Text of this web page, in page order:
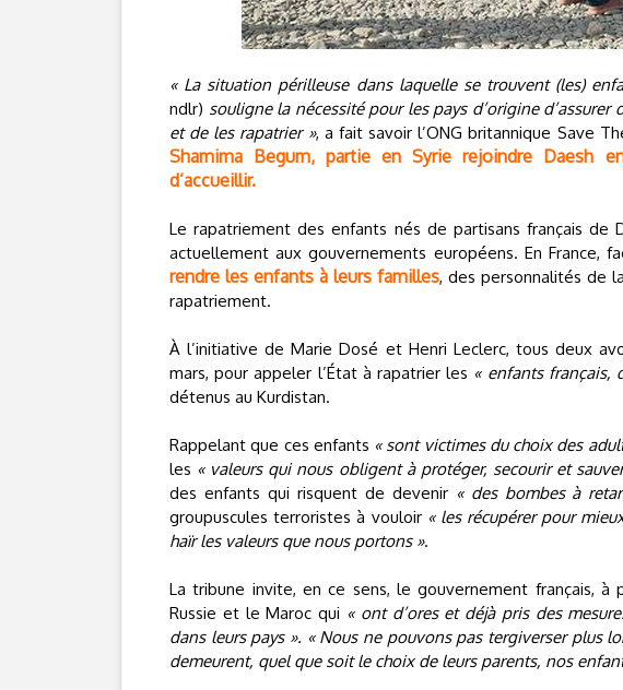
« La situation périlleuse dans laquelle se trouvent (les)
ndlr) souligne la nécessité pour les pays d’origine
et de les rapatrier », a fait savoir l’ONG britannique Save
Shamima Begum, partie en Syrie rejoindre Daesh
d’accueillir.
Le rapatriement des enfants nés de partisans français de
actuellement aux gouvernements européens. En France,
rendre les enfants à leurs familles, des personnalités de
rapatriement.
À l’initiative de Marie Dosé et Henri Leclerc, tous deux
mars, pour appeler l’État à rapatrier les « enfants français,
détenus au Kurdistan.
Rappelant que ces enfants « sont victimes du choix des
les « valeurs qui nous obligent à protéger, secourir et
des enfants qui risquent de devenir « des bombes à
groupuscules terroristes à vouloir « les récupérer pour
haïr les valeurs que nous portons ».
La tribune invite, en ce sens, le gouvernement français, à
Russie et le Maroc qui « ont d’ores et déjà pris des
dans leurs pays ». « Nous ne pouvons pas tergiverser plus
demeurent, quel que soit le choix de leurs parents, nos